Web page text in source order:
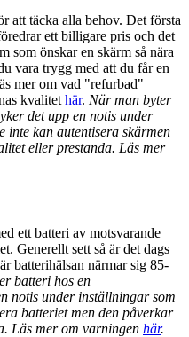
att täcka alla behov. Det första
ett billigare pris och det
som önskar en skärm så nära
vara trygg med att du får en
mer om vad "refurbad"
kvalitet här. När man byter
det upp en notis under
inte kan autentisera skärmen
eller prestanda. Läs mer
ett batteri av motsvarande
Generellt sett så är det dags
batterihälsan närmar sig 85-
batteri hos en
notis under inställningar som
batteriet men den påverkar
Läs mer om varningen här.